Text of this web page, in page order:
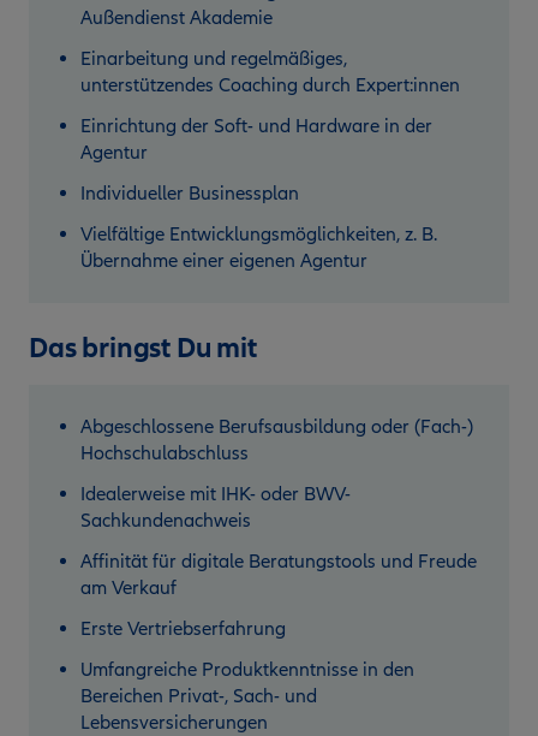
Außendienst Akademie
Einarbeitung und regelmäßiges,
unterstützendes Coaching durch Expert:innen
Einrichtung der Soft- und Hardware in der
Agentur
Individueller Businessplan
Vielfältige Entwicklungsmöglichkeiten, z. B.
Übernahme einer eigenen Agentur
Das bringst Du mit
Abgeschlossene Berufsausbildung oder (Fach-)
Hochschulabschluss
Idealerweise mit IHK- oder BWV-
Sachkundenachweis
Affinität für digitale Beratungstools und Freude
am Verkauf
Erste Vertriebserfahrung
Umfangreiche Produktkenntnisse in den
Bereichen Privat-, Sach- und
Lebensversicherungen